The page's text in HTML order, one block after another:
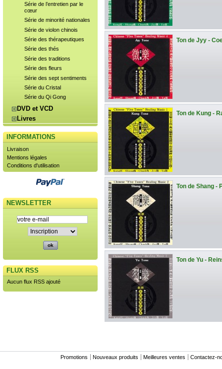
Série de l’entretien par le
cœur
Série de minorité nationales
Série de violon chinois
Série des thérapeutiques
Série des thés
Série des traditions
Série des fleurs
Série des sept sentiments
Série du Cristal
Série du Qi Gong
DVD et VCD
Livres
INFORMATIONS
Livraison
Mentions légales
Conditions d'utilisation
NEWSLETTER
FLUX RSS
Aucun flux RSS ajouté
Ton de Jyy -
Ton de Kung -
Ton de Shang -
Ton de Yu -
Promotions Nouveaux produits Meilleures ventes
Contactez-